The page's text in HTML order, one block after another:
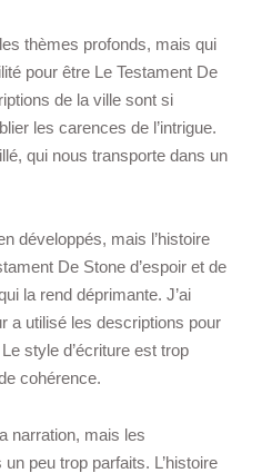
thèmes profonds, mais qui
pour être Le Testament De
de la ville sont si
les carences de l’intrigue.
qui nous transporte dans un
développés, mais l’histoire
De Stone d’espoir et de
la rend déprimante. J’ai
a utilisé les descriptions pour
style d’écriture est trop
cohérence.
narration, mais les
peu trop parfaits. L’histoire